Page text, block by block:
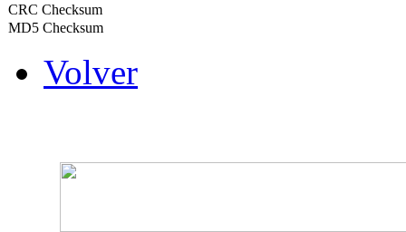
CRC Checksum
MD5 Checksum
Volver